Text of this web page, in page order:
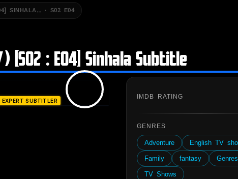
SINHALA… · S02 E04
[S02 : E04] Sinhala Subtitle
EXPERT SUBTITLER
IMDB RATING
GENRES
Adventure
English TV
Family
fantasy
Genres
TV Shows